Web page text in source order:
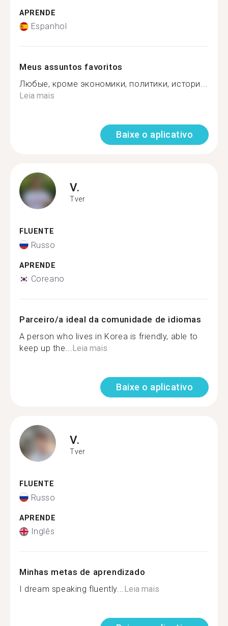
APRENDE
Espanhol
Meus assuntos favoritos
Любые, кроме экономики, политики, истори...
Leia mais
Baixe o aplicativo
V.
Tver
FLUENTE
Russo
APRENDE
Coreano
Parceiro/a ideal da comunidade de idiomas
A person who lives in Korea is friendly, able to
keep up the...Leia mais
Baixe o aplicativo
V.
Tver
FLUENTE
Russo
APRENDE
Inglês
Minhas metas de aprendizado
I dream speaking fluently...Leia mais